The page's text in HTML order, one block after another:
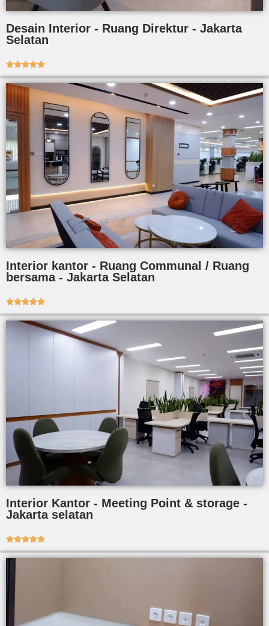
Desain Interior - Ruang Direktur - Jakarta
Selatan

Interior kantor - Ruang Communal / Ruang
bersama - Jakarta Selatan

Interior Kantor - Meeting Point & storage -
Jakarta selatan
